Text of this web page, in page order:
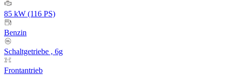
85 kW (116 PS)
Benzin
Schaltgetriebe , 6g
Frontantrieb